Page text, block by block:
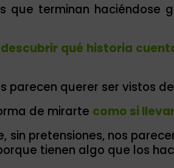
que terminan haciéndose
descubrir qué historia
parecen querer ser vistos
de mirarte como si
sin pretensiones, nos
tienen algo que los